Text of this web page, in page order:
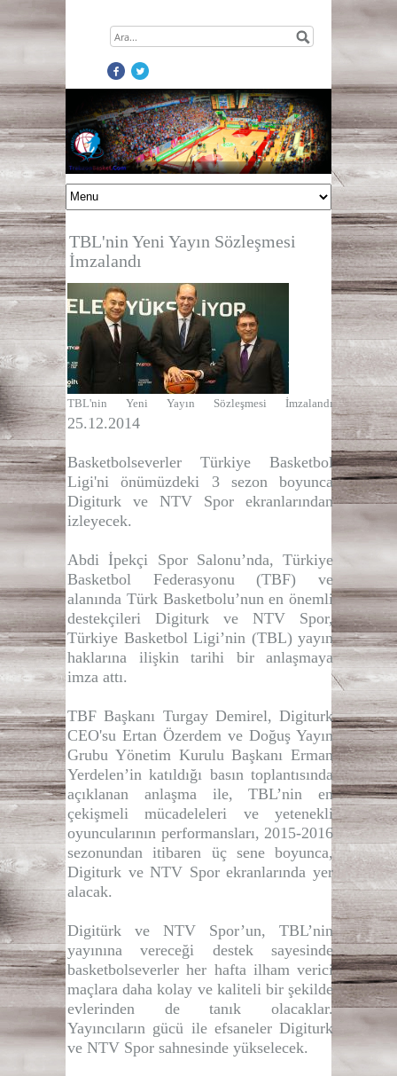
TBL'nin Yeni Yayın Sözleşmesi
İmzalandı
TBL'nin Yeni Yayın Sözleşmesi İmzalandı
25.12.2014
Basketbolseverler Türkiye Basketbol
Ligi'ni önümüzdeki 3 sezon boyunca
Digiturk ve NTV Spor ekranlarından
izleyecek.
Abdi İpekçi Spor Salonu’nda, Türkiye
Basketbol Federasyonu (TBF) ve
alanında Türk Basketbolu’nun en önemli
destekçileri Digiturk ve NTV Spor,
Türkiye Basketbol Ligi’nin (TBL) yayın
haklarına ilişkin tarihi bir anlaşmaya
imza attı.
TBF Başkanı Turgay Demirel, Digiturk
CEO'su Ertan Özerdem ve Doğuş Yayın
Grubu Yönetim Kurulu Başkanı Erman
Yerdelen’in katıldığı basın toplantısında
açıklanan anlaşma ile, TBL’nin en
çekişmeli mücadeleleri ve yetenekli
oyuncularının performansları, 2015-2016
sezonundan itibaren üç sene boyunca,
Digiturk ve NTV Spor ekranlarında yer
alacak.
Digitürk ve NTV Spor’un, TBL’nin
yayınına vereceği destek sayesinde
basketbolseverler her hafta ilham verici
maçlara daha kolay ve kaliteli bir şekilde
evlerinden de tanık olacaklar.
Yayıncıların gücü ile efsaneler Digiturk
ve NTV Spor sahnesinde yükselecek.